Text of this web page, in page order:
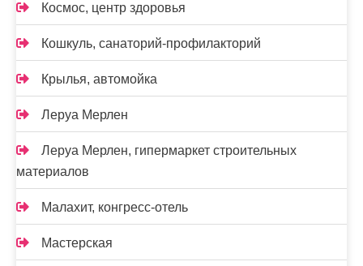
Космос, центр здоровья
Кошкуль, санаторий-профилакторий
Крылья, автомойка
Леруа Мерлен
Леруа Мерлен, гипермаркет строительных
материалов
Малахит, конгресс-отель
Мастерская